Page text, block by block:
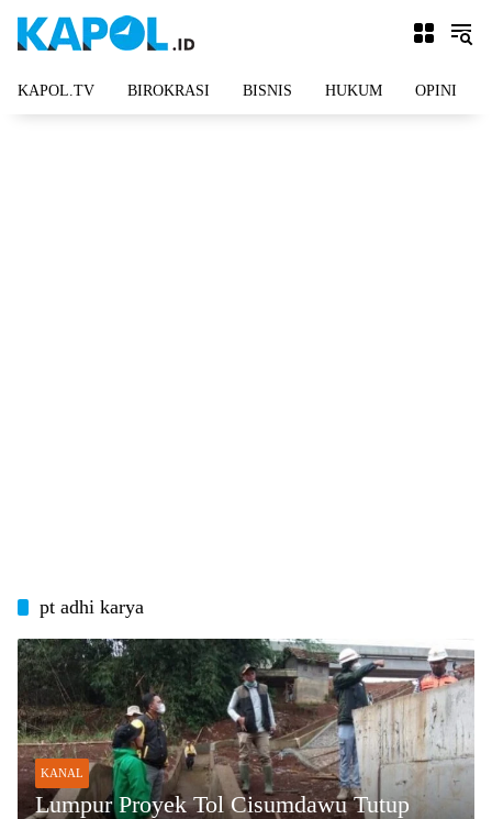
KAPOL.TV BIROKRASI BISNIS HUKUM OPINI
pt adhi karya
KANAL
Lumpur Proyek Tol Cisumdawu Tutup